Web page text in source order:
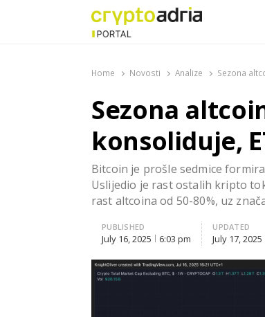
Home Novosti Analize Sezona
Sezona
konsoliduje,
Bitcoin je prošle sedmice
Uslijedio je rast ostalih kripto
rast altcoina od 50-80%, uz
PUBLISHED
July 16, 2025 6:03 pm
UPDATED
July 17, 2025